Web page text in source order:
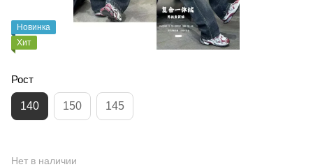
Новинка
Хит
Рост
140 150 145
Нет в наличии